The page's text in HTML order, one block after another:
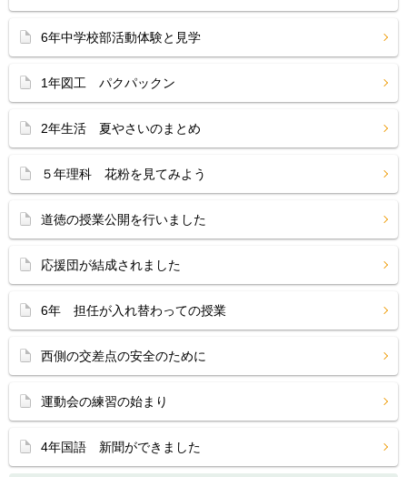
6年中学校部活動体験と見学
1年図工 パクパックン
2年生活 夏やさいのまとめ
５年理科 花粉を見てみよう
道徳の授業公開を行いました
応援団が結成されました
6年 担任が入れ替わっての授業
西側の交差点の安全のために
運動会の練習の始まり
4年国語 新聞ができました